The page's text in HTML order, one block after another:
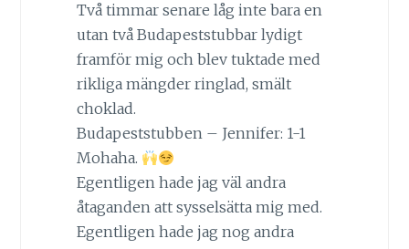
Två timmar senare låg inte bara en
utan två Budapeststubbar lydigt
framför mig och blev tuktade med
rikliga mängder ringlad, smält
choklad.
Budapeststubben – Jennifer: 1-1
Mohaha.
Egentligen hade jag väl andra
åtaganden att sysselsätta mig med.
Egentligen hade jag nog andra